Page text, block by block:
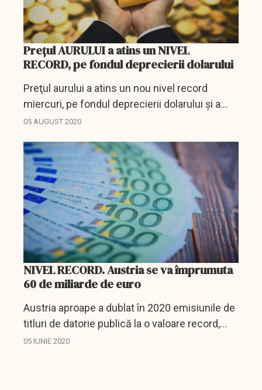
Prețul AURULUI a atins un NIVEL
RECORD, pe fondul deprecierii dolarului
Preţul aurului a atins un nou nivel record
miercuri, pe fondul deprecierii dolarului şi a
scăderii randamentelor obligaţiunilor,
pandemiei de...
05 AUGUST 2020
NIVEL RECORD. Austria se va împrumuta
60 de miliarde de euro
Austria aproape a dublat în 2020 emisiunile de
titluri de datorie publică la o valoare record,
după ce pachetul de sprijin al economiei
05 IUNIE 2020